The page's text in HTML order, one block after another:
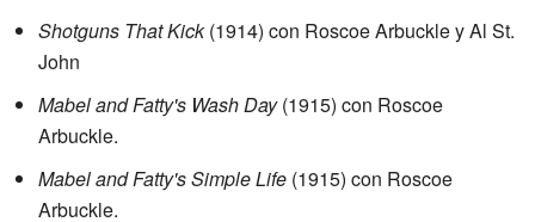
Shotguns That Kick(1914) con Roscoe Arbuckle y Al St.
John
Mabel and Fatty's Wash Day(1915) con Roscoe
Arbuckle.
Mabel and Fatty's Simple Life (1915) con Roscoe
Arbuckle.